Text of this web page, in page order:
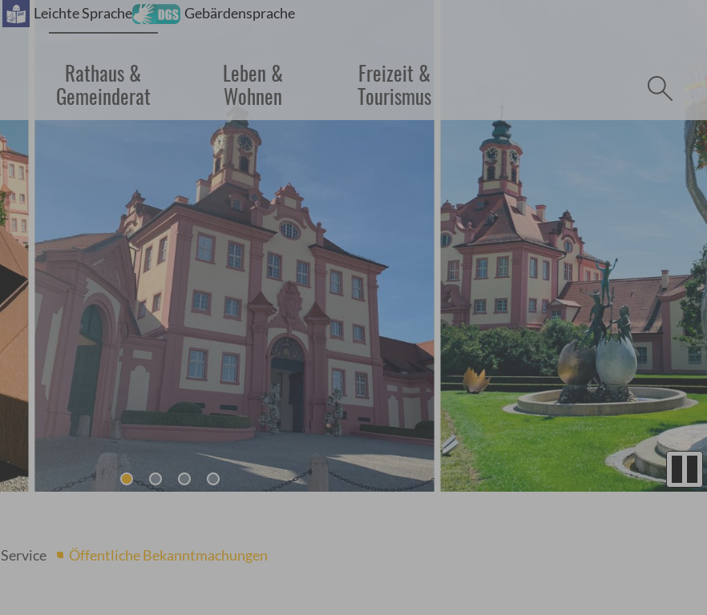
Rathaus &
Gemeinderat
Leben &
Wohnen
Freizeit &
Tourismus
Barrierefreiheit
Leichte Sprache Gebärdensprache
Service Öffentliche Bekanntmachungen